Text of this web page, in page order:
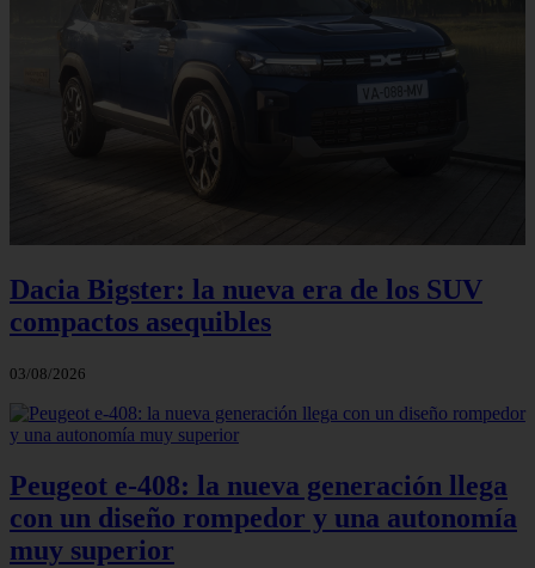
Dacia Bigster: la nueva era de los SUV
compactos asequibles
03/08/2026
Peugeot e-408: la nueva generación llega
con un diseño rompedor y una autonomía
muy superior